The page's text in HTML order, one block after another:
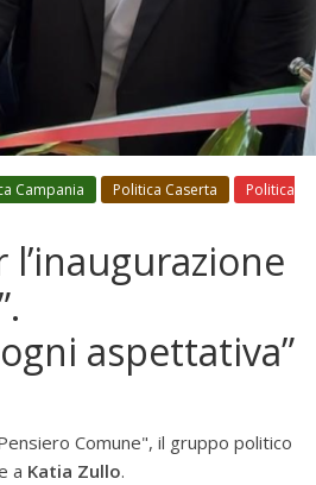
Campania Politica Caserta
Politica
aspettativa”
Comune", il gruppo politico
a Katia Zullo.